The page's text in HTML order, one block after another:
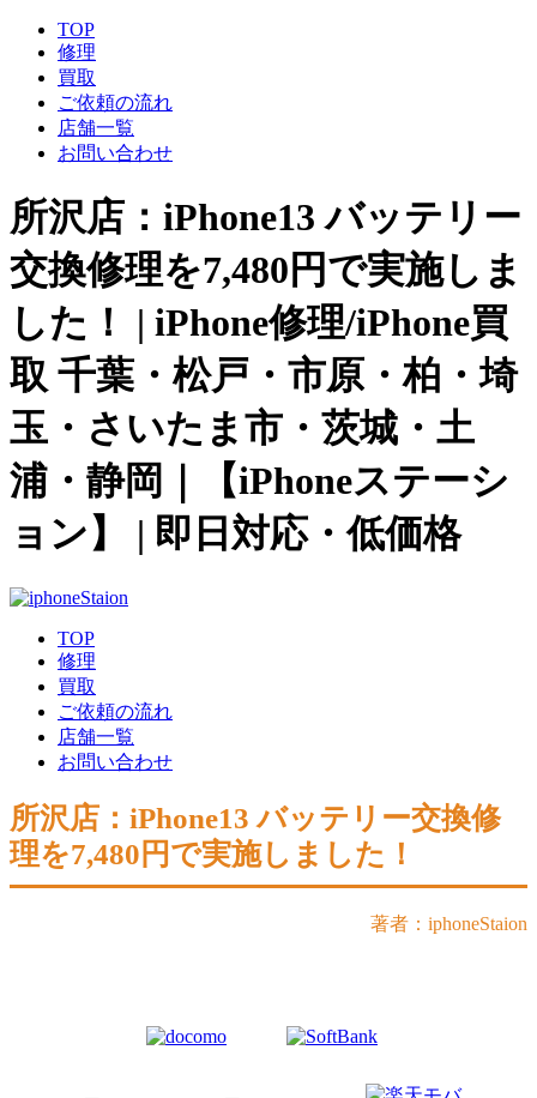
TOP
修理
買取
ご依頼の流れ
店舗一覧
お問い合わせ
所沢店：iPhone13 バッテリー
交換修理を7,480円で実施しま
した！ | iPhone修理/iPhone買
取 千葉・松戸・市原・柏・埼
玉・さいたま市・茨城・土
浦・静岡｜【iPhoneステーシ
ョン】 | 即日対応・低価格
TOP
修理
買取
ご依頼の流れ
店舗一覧
お問い合わせ
所沢店：iPhone13 バッテリー交換修
理を7,480円で実施しました！
著者：iphoneStaion